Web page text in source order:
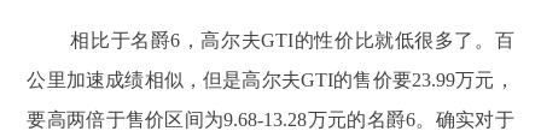
相比于名爵6，高尔夫GTI的性价比就低很多了。百
公里加速成绩相似，但是高尔夫GTI的售价要23.99万元，
要高两倍于售价区间为9.68-13.28万元的名爵6。确实对于